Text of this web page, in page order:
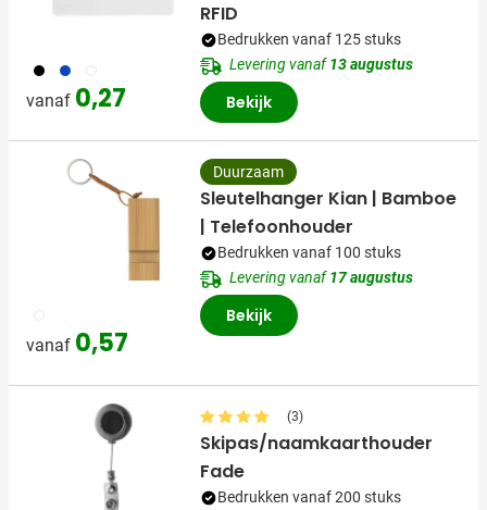
001 023 002
vanaf 0,27
RFID
Bedrukken vanaf 125 stuks
Levering vanaf13 augustus
Bekijk
823
vanaf 0,57
Duurzaam
Sleutelhanger Kian | Bamboe
| Telefoonhouder
Bedrukken vanaf 100 stuks
Levering vanaf17 augustus
Bekijk
(3)
Skipas/naamkaarthouder
Fade
Bedrukken vanaf 200 stuks